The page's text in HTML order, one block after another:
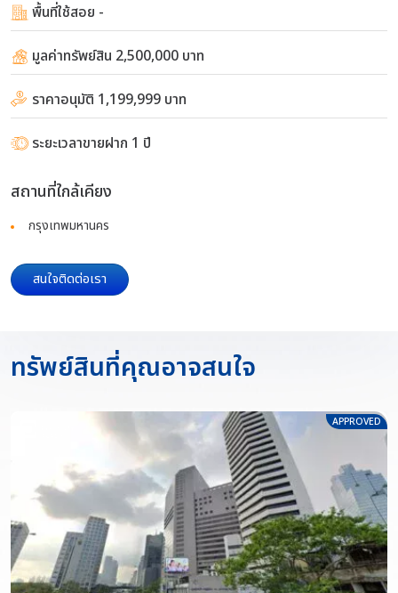
พื้นที่ใช้สอย -
มูลค่าทรัพย์สิน 2,500,000 บาท
ราคาอนุมัติ 1,199,999 บาท
ระยะเวลาขายฝาก 1 ปี
สถานที่ใกล้เคียง
กรุงเทพมหานคร
สนใจติดต่อเรา
ทรัพย์สินที่คุณอาจสนใจ
APPROVED